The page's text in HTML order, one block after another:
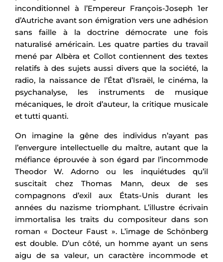
inconditionnel à l’Empereur François-Joseph 1er
d’Autriche avant son émigration vers une adhésion
sans faille à la doctrine démocrate une fois
naturalisé américain. Les quatre parties du travail
mené par Albèra et Collot contiennent des textes
relatifs à des sujets aussi divers que la société, la
radio, la naissance de l’État d’Israël, le cinéma, la
psychanalyse, les instruments de musique
mécaniques, le droit d’auteur, la critique musicale
et tutti quanti.
On imagine la gêne des individus n’ayant pas
l’envergure intellectuelle du maître, autant que la
méfiance éprouvée à son égard par l’incommode
Theodor W. Adorno ou les inquiétudes qu’il
suscitait chez Thomas Mann, deux de ses
compagnons d’exil aux États-Unis durant les
années du nazisme triomphant. L’illustre écrivain
immortalisa les traits du compositeur dans son
roman « Docteur Faust ». L’image de Schönberg
est double. D’un côté, un homme ayant un sens
aigu de sa valeur, un caractère incommode et